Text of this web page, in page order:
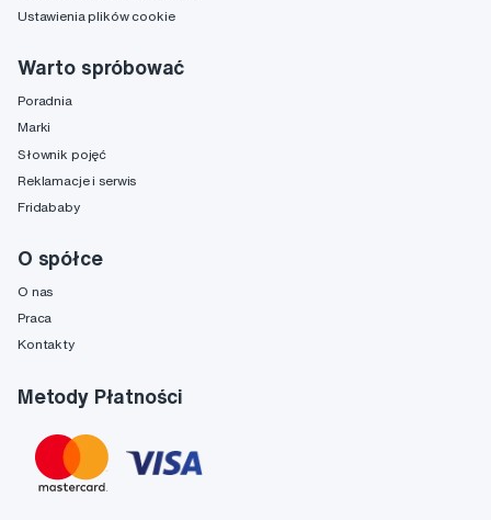
Ustawienia plików cookie
Warto spróbować
Poradnia
Marki
Słownik pojęć
Reklamacje i serwis
Fridababy
O spółce
O nas
Praca
Kontakty
Metody Płatności